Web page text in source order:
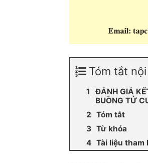
Tóm tắt
ĐÁNH GIÁ
BUỒNG TỬ
Tóm tắt
Từ khóa
Tài liệu tham